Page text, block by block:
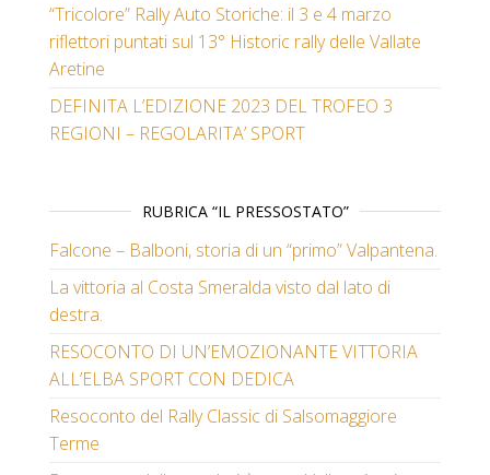
“Tricolore” Rally Auto Storiche: il 3 e 4 marzo
riflettori puntati sul 13° Historic rally delle Vallate
Aretine
DEFINITA L’EDIZIONE 2023 DEL TROFEO 3
REGIONI – REGOLARITA’ SPORT
RUBRICA “IL PRESSOSTATO”
Falcone – Balboni, storia di un “primo” Valpantena.
La vittoria al Costa Smeralda visto dal lato di
destra.
RESOCONTO DI UN’EMOZIONANTE VITTORIA
ALL’ELBA SPORT CON DEDICA
Resoconto del Rally Classic di Salsomaggiore
Terme